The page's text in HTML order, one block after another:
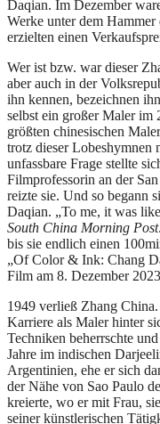
Daqian. Im Dezember
Werke unter dem
erzielten einen
Wer ist bzw. war dieser
aber auch in der
ihn kennen, bezeichnen
selbst ein großer Maler im
größten chinesischen
trotz dieser Lobeshymnen
unfassbare Frage stellte
Filmprofessorin an der
reizte sie. Und so begann
Daqian. „To me, it was
South China Morning Post
bis sie endlich einen
„Of Color & Ink: Chang
Film am 8. Dezember
1949 verließ Zhang
Karriere als Maler hinter
Techniken beherrschte
Jahre im indischen
Argentinien, ehe er sich
der Nähe von Sao Paulo
kreierte, wo er mit Frau,
seiner künstlerischen